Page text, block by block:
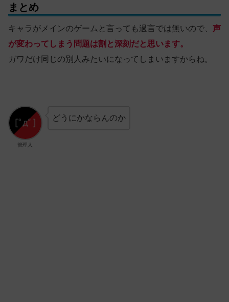
まとめ
キャラがメインのゲームと言っても過言では無いので、 声
が変わってしまう問題は割と深刻だと思います。
ガワだけ同じの別人みたいになってしまいますからね。
管理人
どうにかならんのか